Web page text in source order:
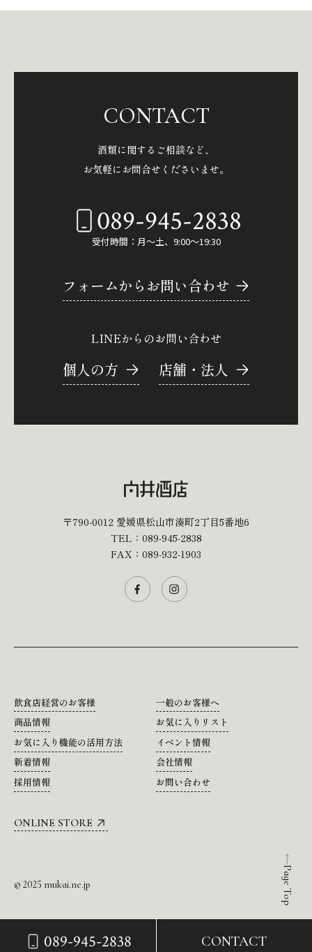
089-945-2838 CONTACT
Page Top
CONTACT
酒類に関するご相談など、
お気軽にお問合せくださいませ。
089-945-2838
受付時間：月～土、9:00～19:30
フォームからお問い合わせ
LINEからのお問い合わせ
個人の方 店舗・法人
〒790-0012 愛媛県松山市湊町2丁目5番地6
TEL： 089-945-2838
FAX：089-932-1903
飲食店経営のお客様
一般のお客様へ
商品情報
お気に入りリスト
お気に入り機能の活用方法
イベント情報
新着情報
会社情報
採用情報
お問い合わせ
ONLINE STORE
© 2025 mukai.ne.jp